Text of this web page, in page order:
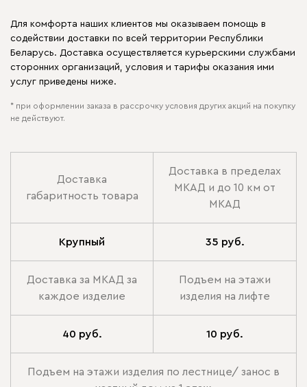
Для комфорта наших клиентов мы оказываем помощь в
содействии доставки по всей территории Республики
Беларусь. Доставка осуществляется курьерскими службами
сторонних организаций, условия и тарифы оказания ими
услуг приведены ниже.
* при оформлении заказа в рассрочку условия других акций на покупку
не действуют.
Доставка
габаритность товара
Доставка в пределах
МКАД и до 10 км от
МКАД
Крупный 35 руб.
Доставка за МКАД за
каждое изделие
Подъем на этажи
изделия на лифте
40 руб. 10 руб.
Подъем на этажи изделия по лестнице/ занос в